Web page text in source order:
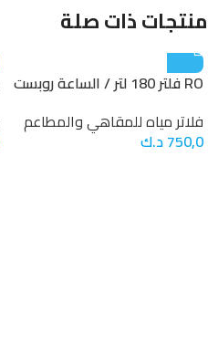
منتجات ذات صلة
RO فلتر 180 لتر / الساعة روبست
فلاتر مياه للمقاهي والمطاعم
750,0د.ك